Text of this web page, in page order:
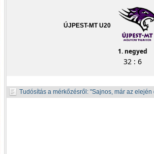
ÚJPEST-MT U20
1. negyed
32 : 6
Tudósítás a mérkőzésről: Sajnos, már az elején